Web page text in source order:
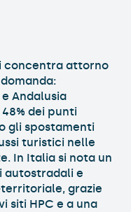
concentra attorno
Andalusia
dei punti
gli spostamenti
turistici nelle
In Italia si nota un
autostradali e
grazie
siti HPC e a una